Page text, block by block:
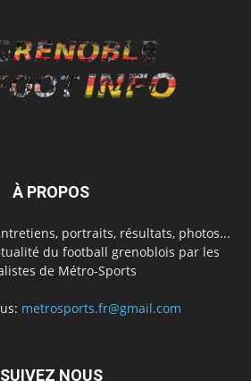
À PROPOS
portraits, résultats, photos...
du football grenoblois par les
de Métro-Sports
metrosports.fr@gmail.com
SUIVEZ NOUS